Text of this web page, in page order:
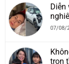
Diễn
07/08/
trọn